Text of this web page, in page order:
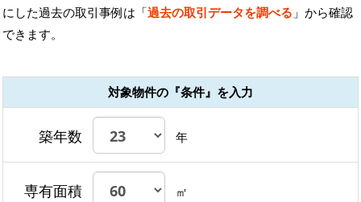
にした過去の取引事例は「過去の取引データを調べる 」から確認
できます。
対象物件の『条件』を入力
築年数 年
専有面積 ㎡